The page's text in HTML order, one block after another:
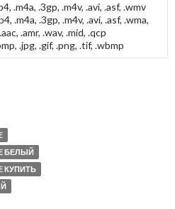
.m4a, .3gp, .m4v, .avi, .asf, .wmv
.m4a, .3gp, .m4v, .avi, .asf, .wma,
.amr, .wav, .mid, .qcp
.jpg, .gif, .png, .tif, .wbmp
9810 White: в наличии в
БЕЛЫЙ
КУПИТЬ